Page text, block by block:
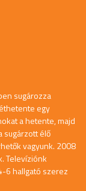
sugározza
egy
a hetente, majd
sugárzott élő
vagyunk. 2008
Televíziónk
6 hallgató szerez